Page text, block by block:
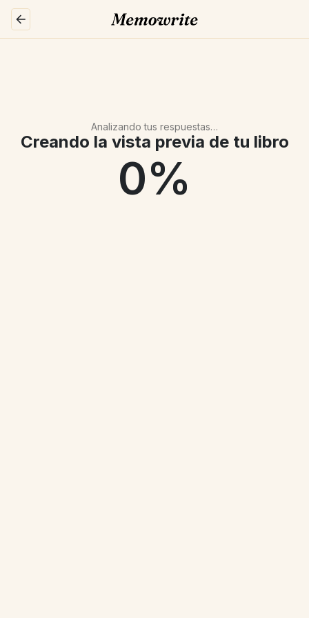
Analizando tus respuestas…
Creando la vista previa de tu libro
0%